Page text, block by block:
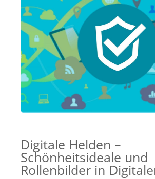
Digitale Helden –
Schönheitsideale und
Rollenbilder in